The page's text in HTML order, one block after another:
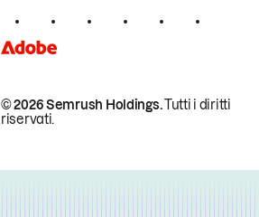
© 2026 Semrush Holdings.Tutti i diritti
riservati.